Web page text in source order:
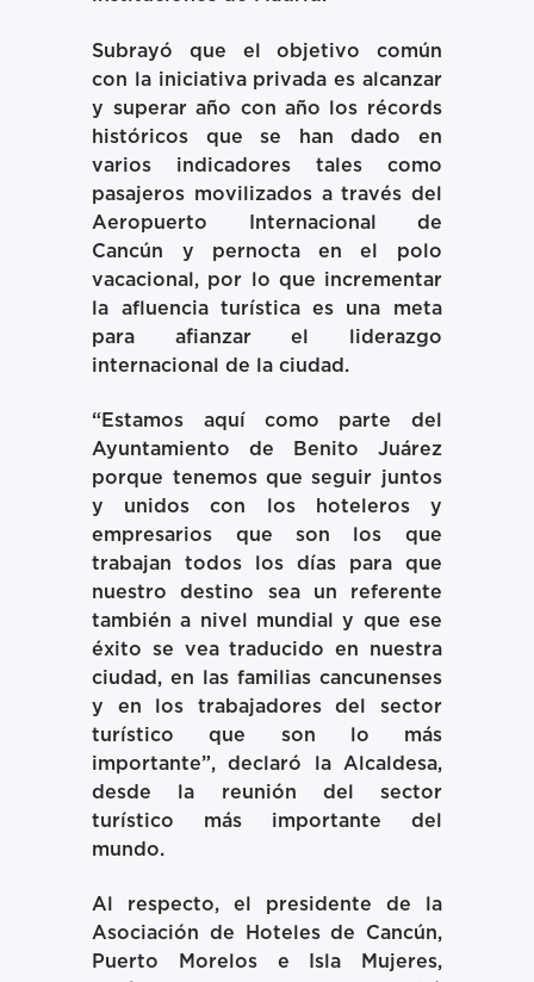
Subrayó que el objetivo común
con la iniciativa privada es alcanzar
y superar año con año los récords
históricos que se han dado en
varios indicadores tales como
pasajeros movilizados a través del
Aeropuerto Internacional de
Cancún y pernocta en el polo
vacacional, por lo que incrementar
la afluencia turística es una meta
para afianzar el liderazgo
internacional de la ciudad.
“Estamos aquí como parte del
Ayuntamiento de Benito Juárez
porque tenemos que seguir juntos
y unidos con los hoteleros y
empresarios que son los que
trabajan todos los días para que
nuestro destino sea un referente
también a nivel mundial y que ese
éxito se vea traducido en nuestra
ciudad, en las familias cancunenses
y en los trabajadores del sector
turístico que son lo más
importante”, declaró la Alcaldesa,
desde la reunión del sector
turístico más importante del
mundo.
Al respecto, el presidente de la
Asociación de Hoteles de Cancún,
Puerto Morelos e Isla Mujeres,